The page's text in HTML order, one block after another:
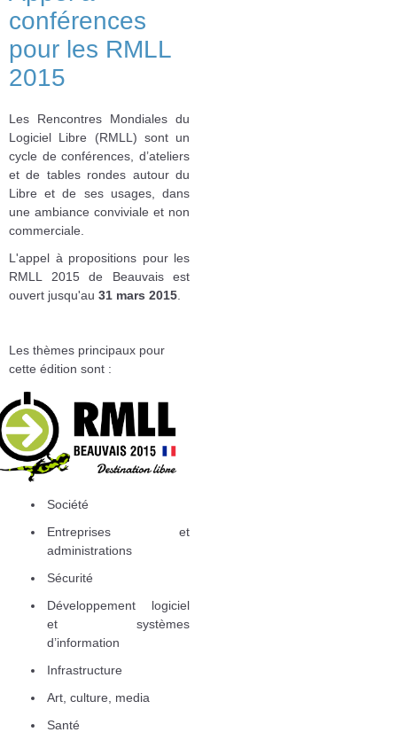
conférences
pour les RMLL
2015
Les Rencontres Mondiales du
Logiciel Libre (RMLL) sont un
cycle de conférences, d’ateliers
et de tables rondes autour du
Libre et de ses usages, dans
une ambiance conviviale et non
commerciale.
L'appel à propositions pour les
RMLL 2015 de Beauvais est
ouvert jusqu'au 31 mars 2015
Les thèmes principaux pour
cette édition sont :
Société
Entreprises et
administrations
Sécurité
Développement logiciel
et systèmes
d’information
Infrastructure
Art, culture, media
Santé